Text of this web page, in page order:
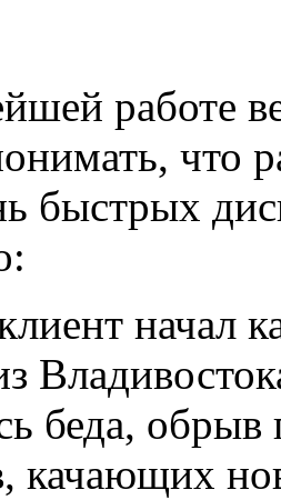
работе
что
быстрых
начал
беда, обрыв
качающих